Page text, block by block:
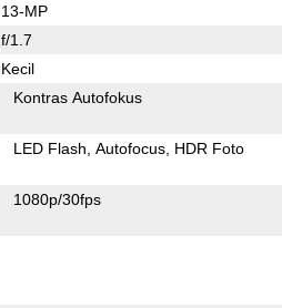
13-MP
f/1.7
Kecil
Kontras Autofokus
LED Flash Autofocus HDR Foto
1080p/30fps